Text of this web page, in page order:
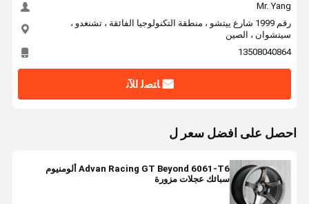
Mr. Yang
رقم 1999 شارع ييتشو ، منطقة التكنولوجيا الفائقة ، تشنغدو ،
سيتشوان ، الصين
13508040864
ﺎﺘﺼﻟ ﺍﻶﻧ
احصل على افضل سعر ل
Advan Racing GT Beyond 6061-T6 ألومنيوم
سبائك عجلات مزورة